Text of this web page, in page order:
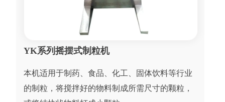
YK系列摇摆式制粒机
本机适用于制药、食品、化工、固体饮料等行业
的制粒，将搅拌好的物料制成所需尺寸的颗粒，